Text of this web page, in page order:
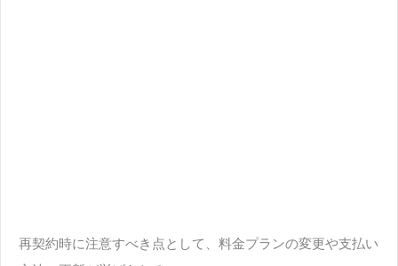
再契約時に注意すべき点として、料金プランの変更や支払い